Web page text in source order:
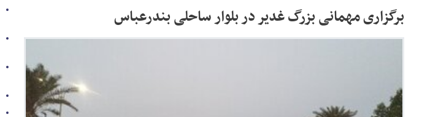
برگزاری مهمانی بزرگ غدیر در بلوار ساحلی بندرعباس